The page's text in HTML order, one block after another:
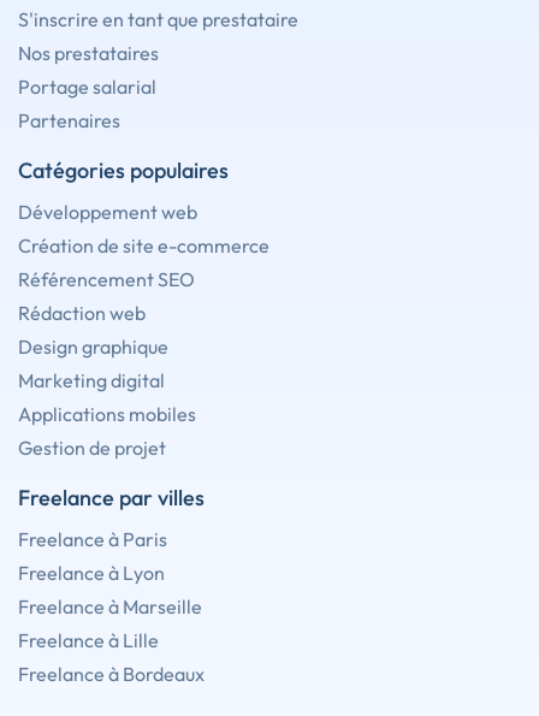
S'inscrire en tant que prestataire
Nos prestataires
Portage salarial
Partenaires
Catégories populaires
Développement web
Création de site e-commerce
Référencement SEO
Rédaction web
Design graphique
Marketing digital
Applications mobiles
Gestion de projet
Freelance par villes
Freelance à Paris
Freelance à Lyon
Freelance à Marseille
Freelance à Lille
Freelance à Bordeaux